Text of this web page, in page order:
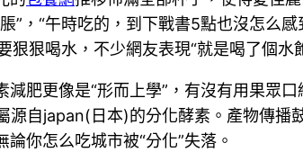
，“午時吃的，到下戰書5點也沒怎么感
狠喝水，不少網友表現“就是喝了個水
減肥更像是“形而上學”，有沒有用果眾
源自japan(日本)的分化酵素。產物傳播
你怎么吃城市被“分化”失落。